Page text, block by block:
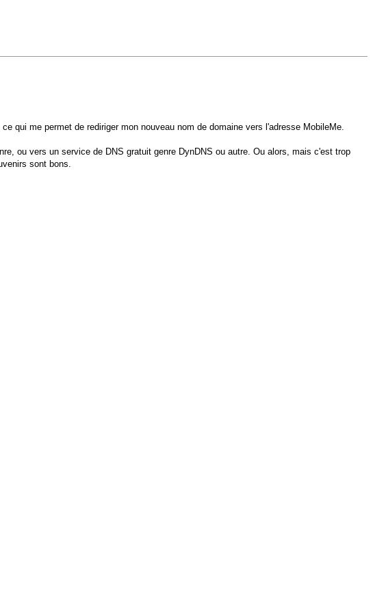
qui me permet de rediriger mon nouveau nom de domaine vers l'adresse MobileMe.
ou vers un service de DNS gratuit genre DynDNS ou autre. Ou alors, mais c'est trop
sont bons.